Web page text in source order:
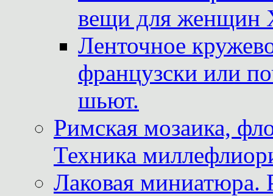
вещи для женщин
Ленточное
французски или
шьют.
Римская мозаика,
Техника
Лаковая миниатюра.